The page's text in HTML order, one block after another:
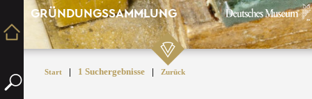
GRÜNDUNGSSAMMLUNG
Start | 1 Suchergebnisse | Zurück